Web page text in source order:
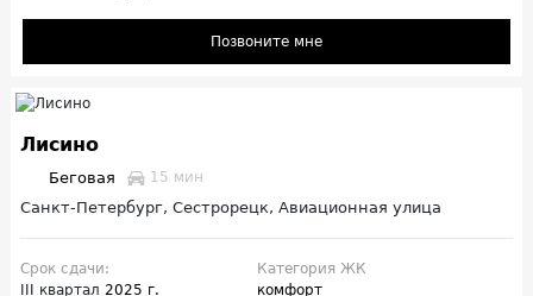
Позвоните мне
Лисино
Беговая 15 мин
Санкт-Петербург, Сестрорецк, Авиационная улица
Срок сдачи:
III квартал 2025 г.
Категория ЖК
комфорт